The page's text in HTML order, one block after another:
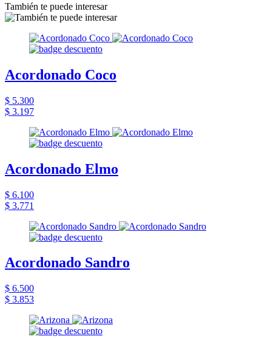
También te puede interesar
Acordonado Coco
$ 5.300
$ 3.197
Acordonado Elmo
$ 6.100
$ 3.771
Acordonado Sandro
$ 6.500
$ 3.853